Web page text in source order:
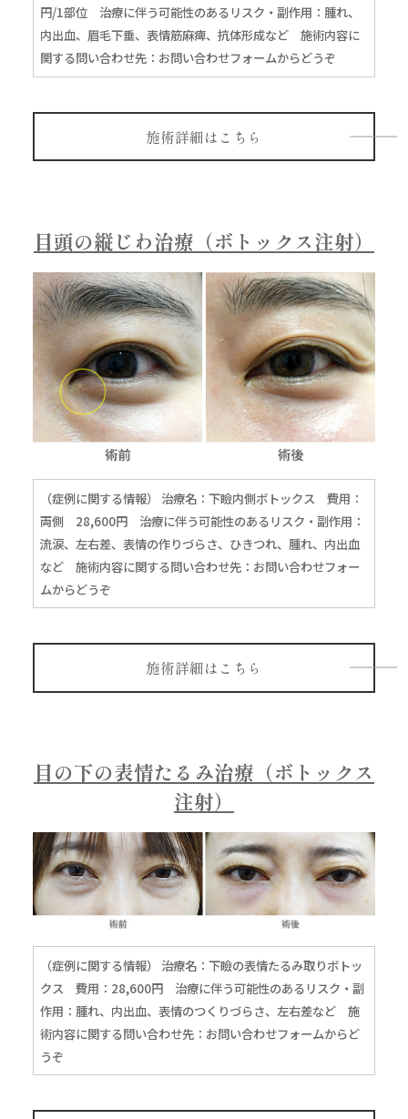
円/1部位 治療に伴う可能性のあるリスク・副作用：腫れ、
内出血、眉毛下垂、表情筋麻痺、抗体形成など 施術内容に
関する問い合わせ先： お問い合わせフォームからどうぞ
施術詳細はこちら
目頭の縦じわ治療（ボトックス注射）
（症例に関する情報） 治療名：下瞼内側ボトックス 費用：
両側 28,600円 治療に伴う可能性のあるリスク・副作用：
流涙、左右差、表情の作りづらさ、ひきつれ、腫れ、内出血
など 施術内容に関する問い合わせ先： お問い合わせフォー
ムからどうぞ
施術詳細はこちら
目の下の表情たるみ治療（ボトックス
注射）
（症例に関する情報） 治療名：下瞼の表情たるみ取りボトッ
クス 費用：28,600円 治療に伴う可能性のあるリスク・副
作用：腫れ、内出血、表情のつくりづらさ、左右差など 施
術内容に関する問い合わせ先： お問い合わせフォームからど
うぞ